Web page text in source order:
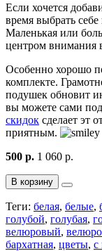
Если хочется
время выбрать
Маленькая или
центром внимания
Особенно хорошо
комплекте.
подушек обновит
вы можете сами
скидок сделает эт
приятным.
500 р. 1 060 р.
В корзину
Теги: белая, белые,
голубой, голубая,
велюровый,
бархатная, цветы, с